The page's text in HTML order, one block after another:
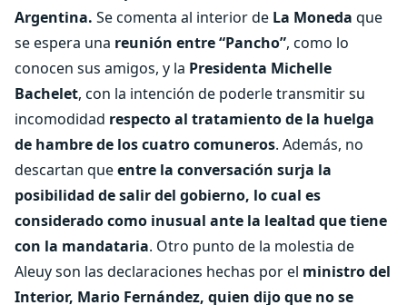
Argentina. Se comenta al interior de La Moneda que
se espera una reunión entre “Pancho”, como lo
conocen sus amigos, y la Presidenta Michelle
Bachelet, con la intención de poderle transmitir su
incomodidad respecto al tratamiento de la huelga
de hambre de los cuatro comuneros. Además, no
descartan queentre la conversación surja la
posibilidad de salir del gobierno, lo cual es
considerado como inusual ante la lealtad que tiene
con la mandataria. Otro punto de la molestia de
Aleuy son las declaraciones hechas por el ministro del
Interior, Mario Fernández, quien dijo que no se